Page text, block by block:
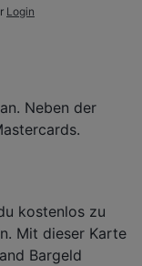
Login
Neben der
kostenlos zu
Mit dieser Karte
Bargeld